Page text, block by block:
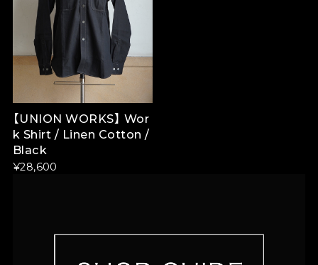
【UNION WORKS】 Wor
k Shirt / Linen Cotton /
Black
¥28,600